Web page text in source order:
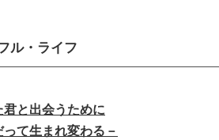
ル・ライフ
君と出会うために
って生まれ変わる－